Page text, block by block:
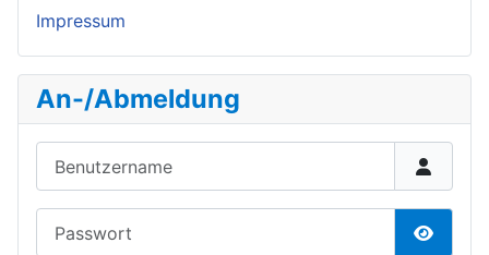
Impressum
An-/Abmeldung